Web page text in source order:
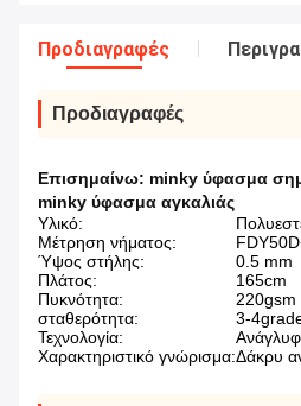
Προδιαγραφές
Προδιαγραφές
Επισημαίνω: minky ύφασμα
minky ύφασμα αγκαλιάς
Υλικό:
Μέτρηση νήματος:
Ύψος στήλης:
0.5 mm
Πλάτος:
165cm
Πυκνότητα:
220gsm
σταθερότητα:
3-
Τεχνολογία:
Χαρακτηριστικό γνώρισμα:Δάκρυ